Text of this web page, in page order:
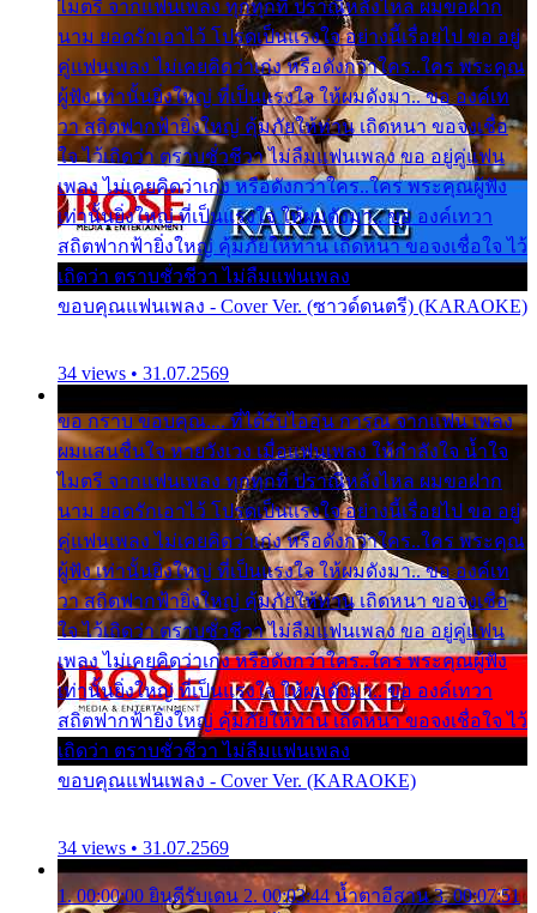
ไมตรี จากแฟนเพลง ทุกทุกที่ ปราณีหลั่งไหล ผมขอฝาก
นาม ยอดรักเอาไว้ โปรดเป็นแรงใจ อย่างนี้เรื่อยไป ขอ อยู่
คู่แฟนเพลง ไม่เคยคิดว่าเก่ง หรือดังกว่าใคร..ใคร พระคุณ
ผู้ฟัง เท่านั้นยิ่งใหญ่ ที่เป็นแรงใจ ให้ผมดังมา.. ขอ องค์เท
วา สถิตฟากฟ้ายิ่งใหญ่ คุ้มภัยให้ท่าน เถิดหนา ขอจงเชื่อ
ใจ ไว้เถิดว่า ตราบชั่วชีวา ไม่ลืมแฟนเพลง ขอ อยู่คู่แฟน
เพลง ไม่เคยคิดว่าเก่ง หรือดังกว่าใคร..ใคร พระคุณผู้ฟัง
เท่านั้นยิ่งใหญ่ ที่เป็นแรงใจ ให้ผมดังมา.. ขอ องค์เทวา
สถิตฟากฟ้ายิ่งใหญ่ คุ้มภัยให้ท่าน เถิดหนา ขอจงเชื่อใจ ไว้
เถิดว่า ตราบชั่วชีวา ไม่ลืมแฟนเพลง
ขอบคุณแฟนเพลง - Cover Ver. (ซาวด์ดนตรี) (KARAOKE)
34 views • 31.07.2569
ขอ กราบ ขอบคุณ.... ที่ได้รับไออุ่น การุณ จากแฟน เพลง
ผมแสนชื่นใจ หายวังเวง เมื่อแฟนเพลง ให้กำลังใจ น้ำใจ
ไมตรี จากแฟนเพลง ทุกทุกที่ ปราณีหลั่งไหล ผมขอฝาก
นาม ยอดรักเอาไว้ โปรดเป็นแรงใจ อย่างนี้เรื่อยไป ขอ อยู่
คู่แฟนเพลง ไม่เคยคิดว่าเก่ง หรือดังกว่าใคร..ใคร พระคุณ
ผู้ฟัง เท่านั้นยิ่งใหญ่ ที่เป็นแรงใจ ให้ผมดังมา.. ขอ องค์เท
วา สถิตฟากฟ้ายิ่งใหญ่ คุ้มภัยให้ท่าน เถิดหนา ขอจงเชื่อ
ใจ ไว้เถิดว่า ตราบชั่วชีวา ไม่ลืมแฟนเพลง ขอ อยู่คู่แฟน
เพลง ไม่เคยคิดว่าเก่ง หรือดังกว่าใคร..ใคร พระคุณผู้ฟัง
เท่านั้นยิ่งใหญ่ ที่เป็นแรงใจ ให้ผมดังมา.. ขอ องค์เทวา
สถิตฟากฟ้ายิ่งใหญ่ คุ้มภัยให้ท่าน เถิดหนา ขอจงเชื่อใจ ไว้
เถิดว่า ตราบชั่วชีวา ไม่ลืมแฟนเพลง
ขอบคุณแฟนเพลง - Cover Ver. (KARAOKE)
34 views • 31.07.2569
1. 00:00:00 ยินดีรับเดน 2. 00:03:44 น้ำตาอีสาน 3. 00:07:51